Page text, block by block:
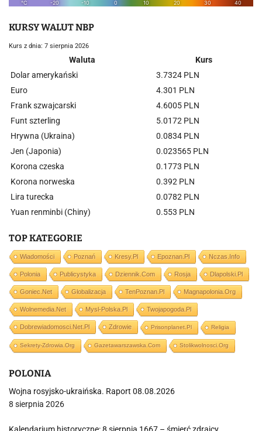
KURSY WALUT NBP
Kurs z dnia: 7 sierpnia 2026
Waluta
Kurs
Dolar amerykański
3.7324 PLN
Euro
4.301 PLN
Frank szwajcarski
4.6005 PLN
Funt szterling
5.0172 PLN
Hrywna (Ukraina)
0.0834 PLN
Jen (Japonia)
0.023565 PLN
Korona czeska
0.1773 PLN
Korona norweska
0.392 PLN
Lira turecka
0.0782 PLN
Yuan renminbi (Chiny)
0.553 PLN
TOP KATEGORIE
Wiadomości Poznań Kresy.pl Epoznan.pl Nczas.info
Polonia Publicystyka Dziennik.com Rosja Dlapolski.pl
Goniec.net Globalizacja TenPoznan.pl Magnapolonia.org
Wolnemedia.net Mysl-Polska.pl Twojapogoda.pl
Dobrewiadomosci.net.pl Zdrowie Prisonplanet.pl Religia
Sekrety-Zdrowia.org Gazetawarszawska.com Stolikwolnosci.org
POLONIA
Wojna rosyjsko-ukraińska. Raport 08.08.2026
8 sierpnia 2026